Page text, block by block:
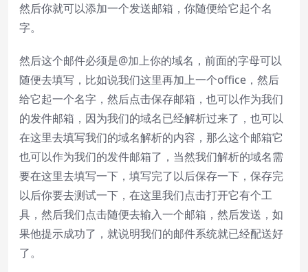
然后你就可以添加一个发送邮箱，你随便给它起个名
字。
然后这个邮件必须是@加上你的域名，前面的字母可以
随便去填写，比如说我们这里再加上一个office，然后
给它起一个名字，然后点击保存邮箱，也可以作为我们
的发件邮箱，因为我们的域名已经解析过来了，也可以
在这里去填写我们的域名解析的内容，那么这个邮箱它
也可以作为我们的发件邮箱了，当然我们解析的域名需
要在这里去填写一下，填写完了以后保存一下，保存完
以后你要去测试一下，在这里我们点击打开它有个工
具，然后我们点击随便去输入一个邮箱，然后发送，如
果他提示成功了，就说明我们的邮件系统就已经配送好
了。